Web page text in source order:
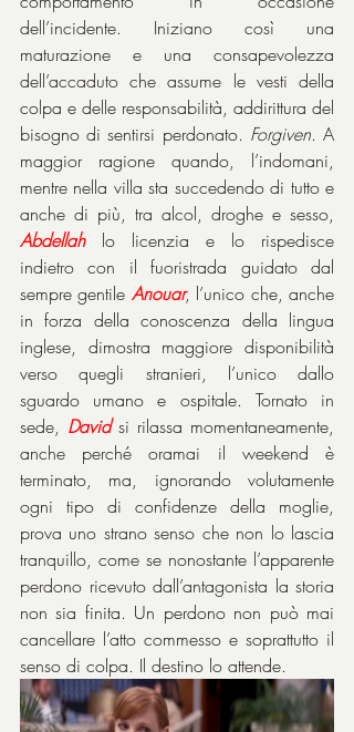
dell’incidente. Iniziano così una
maturazione e una consapevolezza
dell’accaduto che assume le vesti della
colpa e delle responsabilità, addirittura del
bisogno di sentirsi perdonato. Forgiven. A
maggior ragione quando, l’indomani,
mentre nella villa sta succedendo di tutto e
Abdellah lo licenzia e lo rispedisce
indietro con il fuoristrada guidato dal
sempre gentile Anouar, l’unico che, anche
in forza della conoscenza della lingua
inglese, dimostra maggiore disponibilità
verso quegli stranieri, l’unico dallo
sguardo umano e ospitale. Tornato in
sede, David si rilassa momentaneamente,
anche perché oramai il weekend è
terminato, ma, ignorando volutamente
ogni tipo di confidenze della moglie,
prova uno strano senso che non lo lascia
tranquillo, come se nonostante l’apparente
perdono ricevuto dall’antagonista la storia
non sia finita. Un perdono non può mai
cancellare l’atto commesso e soprattutto il
senso di colpa. Il destino lo attende.